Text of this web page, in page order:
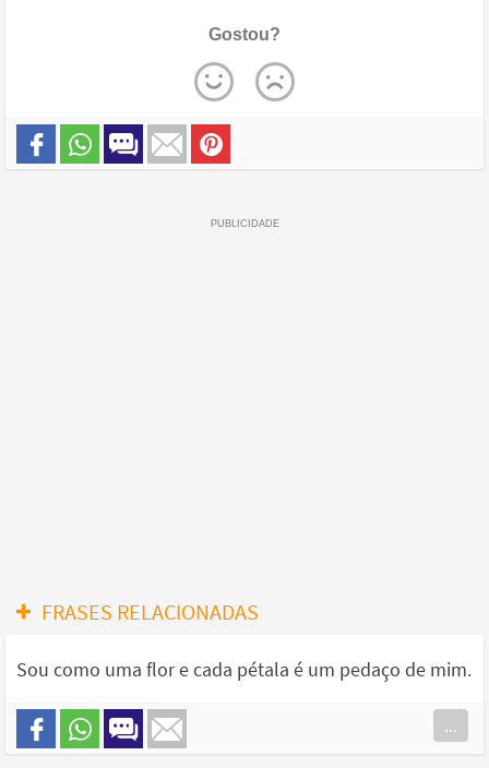
Gostou?
FRASES RELACIONADAS
Sou como uma flor e cada pétala é um pedaço de mim.
...